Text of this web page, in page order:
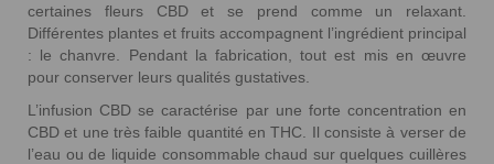
certaines fleurs CBD et se prend comme un relaxant.
Différentes plantes et fruits accompagnent l’ingrédient principal
: le chanvre. Pendant la fabrication, tout est mis en œuvre
pour conserver leurs qualités gustatives.
L’infusion CBD se caractérise par une forte concentration en
CBD et une très faible quantité en THC. Il consiste à verser de
l’eau ou de liquide consommable chaud sur quelques cuillères